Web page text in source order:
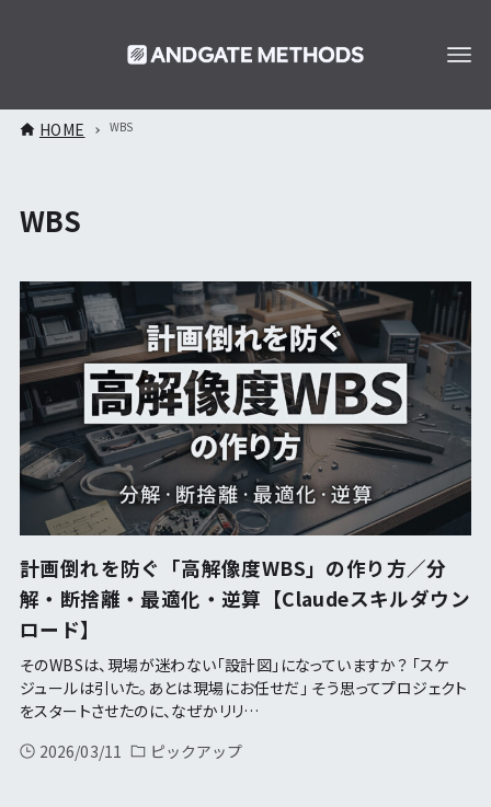
HOME WBS
WBS
計画倒れを防ぐ「高解像度WBS」の作り方／分
解・断捨離・最適化・逆算【Claudeスキルダウン
ロード】
そのWBSは、現場が迷わない「設計図」になっていますか？ 「スケ
ジュールは引いた。あとは現場にお任せだ」 そう思ってプロジェクト
をスタートさせたのに、なぜかリリ…
2026/03/11
ピックアップ